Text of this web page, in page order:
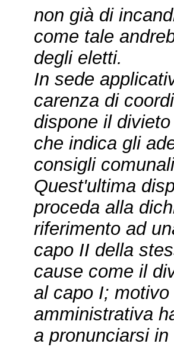
non già di
come tale
degli eletti.
In sede
carenza di
dispone il
che indica gli
consigli
Quest'ultima
proceda alla
riferimento ad
capo II della
cause come il
al capo I;
amministrativa
a pronunciarsi